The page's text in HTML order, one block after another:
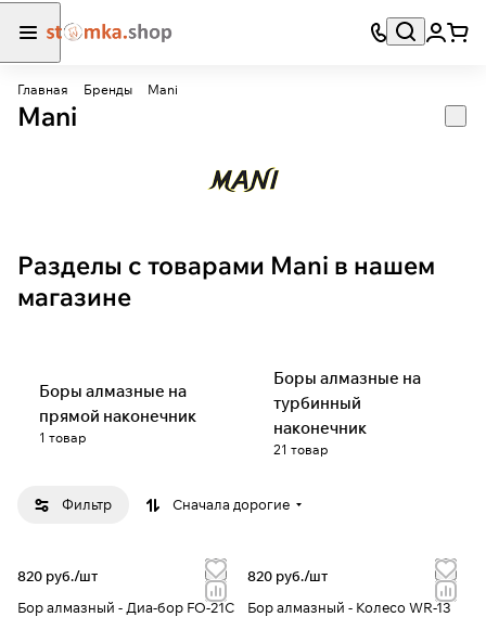
Главная Бренды Mani
Mani
Разделы с товарами Mani в нашем
магазине
Боры алмазные на
прямой наконечник
1 товар
Боры алмазные на
турбинный
наконечник
21 товар
Фильтр Сначала дорогие
820 руб./шт
Бор алмазный - Диа-бор FО-21С
820 руб./шт
Бор алмазный - Колесо WR-13